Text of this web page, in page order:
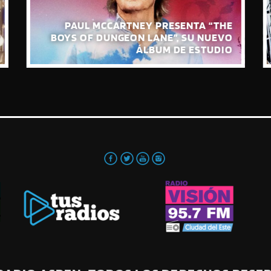
PAUL MCCARTNEY PRESENTA “THE
BOYS OF DUNGEON LANE”, SU NUEVO
ÁLBUM DE ESTUDIO